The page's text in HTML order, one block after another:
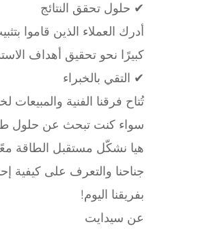
✔ حلول تحقق النتائج
كبيرًا نحو تحقيق أهداف
✔ التقي بالخبراء
تُتاح فرقنا الفنية
سواء كنت تبحث عن حلول
هيا نشكّل مستقبل الطاقة
جناحنا والتعرف على كيفية
بفريقنا اليوم!
عن سيدايت